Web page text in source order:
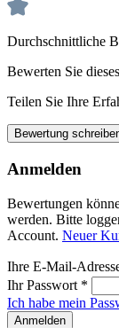
Durchschnittliche
Bewerten Sie
Teilen Sie Ihre
Bewertung
Anmelden
Bewertungen
werden. Bitte
Account. Neuer
Ihre E-Mail-
Ihr Passwort *
Ich habe mein
Anmelden